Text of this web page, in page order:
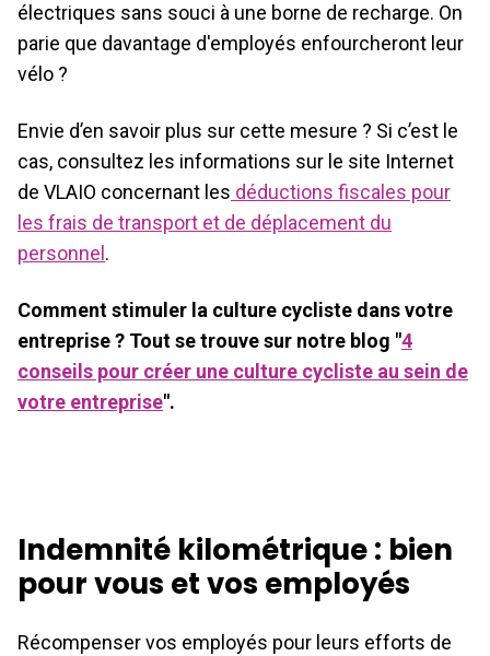
électriques sans souci à une borne de recharge. On
parie que davantage d'employés enfourcheront leur
vélo ?
Envie d’en savoir plus sur cette mesure ? Si c’est le
cas, consultez les informations sur le site Internet
de VLAIO concernant les déductions fiscales pour
les frais de transport et de déplacement du
personnel .
Comment stimuler la culture cycliste dans votre
entreprise ? Tout se trouve sur notre blog "4
conseils pour créer une culture cycliste au sein de
votre entreprise".
Indemnité kilométrique : bien
pour vous et vos employés
Récompenser vos employés pour leurs efforts de